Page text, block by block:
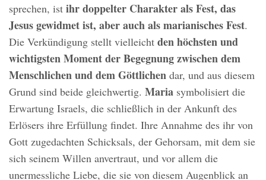
sprechen, ist ihr doppelter Charakter als Fest, das
Jesus gewidmet ist, aber auch als marianisches Fest.
Die Verkündigung stellt vielleicht den höchsten und
wichtigsten Moment der Begegnung zwischen dem
Menschlichen und dem Göttlichen dar, und aus diesem
Grund sind beide gleichwertig. Maria symbolisiert die
Erwartung Israels, die schließlich in der Ankunft des
Erlösers ihre Erfüllung findet. Ihre Annahme des ihr von
Gott zugedachten Schicksals, der Gehorsam, mit dem sie
sich seinem Willen anvertraut, und vor allem die
unermessliche Liebe, die sie von diesem Augenblick an